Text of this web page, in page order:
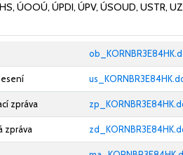
ÚOOÚ, ÚPDI, ÚPV, ÚSOUD, USTR,
zpráva
zpráva